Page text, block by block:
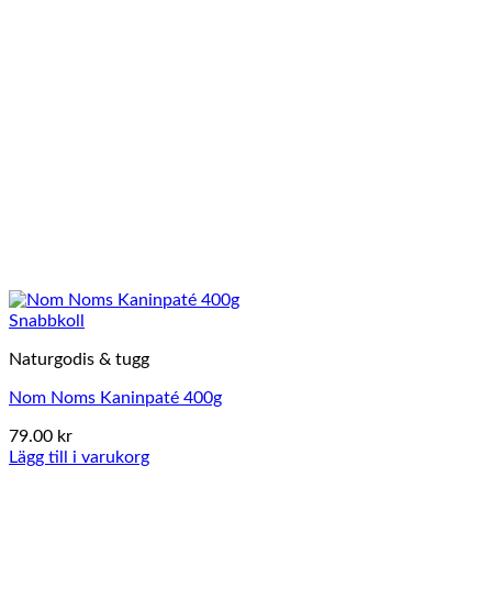
Snabbkoll
Naturgodis & tugg
Nom Noms Kaninpaté 400g
79.00 kr
Lägg till i varukorg